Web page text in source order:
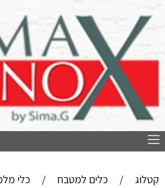
קטלוג / כלים למטבח / כלי